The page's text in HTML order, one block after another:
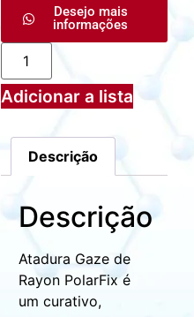
Desejo mais
informações
Adicionar a lista
Descrição
Descrição
Atadura Gaze de
Rayon PolarFix é
um curativo,